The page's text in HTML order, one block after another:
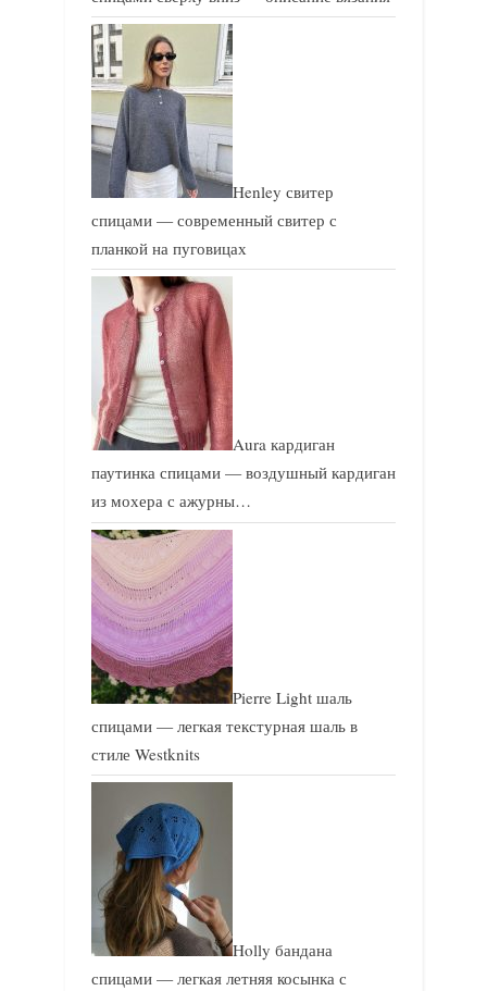
Henley свитер
спицами — современный свитер с
планкой на пуговицах
Aura кардиган
паутинка спицами — воздушный кардиган
из мохера с ажурны…
Pierre Light шаль
спицами — легкая текстурная шаль в
стиле Westknits
Holly бандана
спицами — легкая летняя косынка с